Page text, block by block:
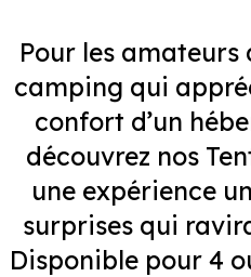
Pour les
camping qui
confort d’un
découvrez nos
une expérience
surprises qui
Disponible pour 4